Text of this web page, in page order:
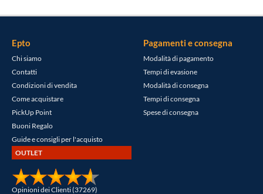
Epto
Chi siamo
Contatti
Condizioni di vendita
Come acquistare
PickUp Point
Buoni Regalo
Guide e consigli per l'acquisto
OUTLET
Opinioni dei Clienti (37269)
Pagamenti e consegna
Modalità di pagamento
Tempi di evasione
Modalità di consegna
Tempi di consegna
Spese di consegna